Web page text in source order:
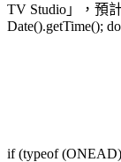
TV Studio」，預
Date().getTime();
if (typeof